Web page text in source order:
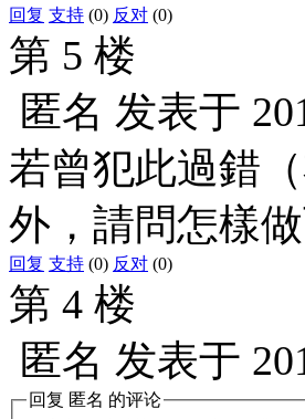
回复 支持 (0) 反对 (0)
第 5 楼
匿名 发表于
若曾犯此過錯
外，請問怎樣
回复 支持 (0) 反对 (0)
第 4 楼
匿名 发表于
回复 匿名 的评论